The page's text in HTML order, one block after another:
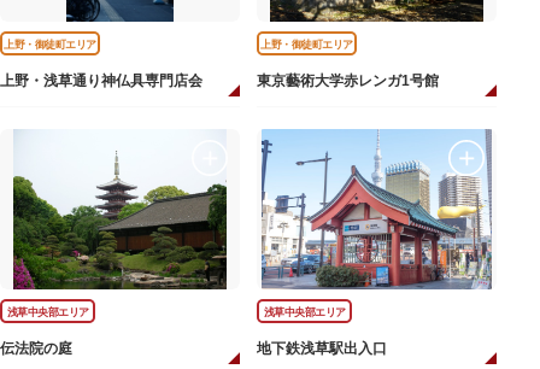
上野・御徒町エリア
上野・浅草通り神仏具専門店会
上野・御徒町エリア
東京藝術大学赤レンガ1号館
浅草中央部エリア
伝法院の庭
浅草中央部エリア
地下鉄浅草駅出入口